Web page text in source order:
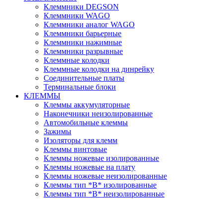
Клеммники DEGSON
Клеммники WAGO
Клеммники аналог WAGO
Клеммники барьерные
Клеммники нажимные
Клеммники разрывные
Клеммные колодки
Клеммные колодки на динрейку
Соединительные платы
Терминальные блоки
КЛЕММЫ
Клеммы аккумуляторные
Наконечники неизолированные
Автомобильные клеммы
Зажимы
Изоляторы для клемм
Клеммы винтовые
Клеммы ножевые изолированные
Клеммы ножевые на плату
Клеммы ножевые неизолированные
Клеммы тип *B* изолированные
Клеммы тип *B* неизолированные